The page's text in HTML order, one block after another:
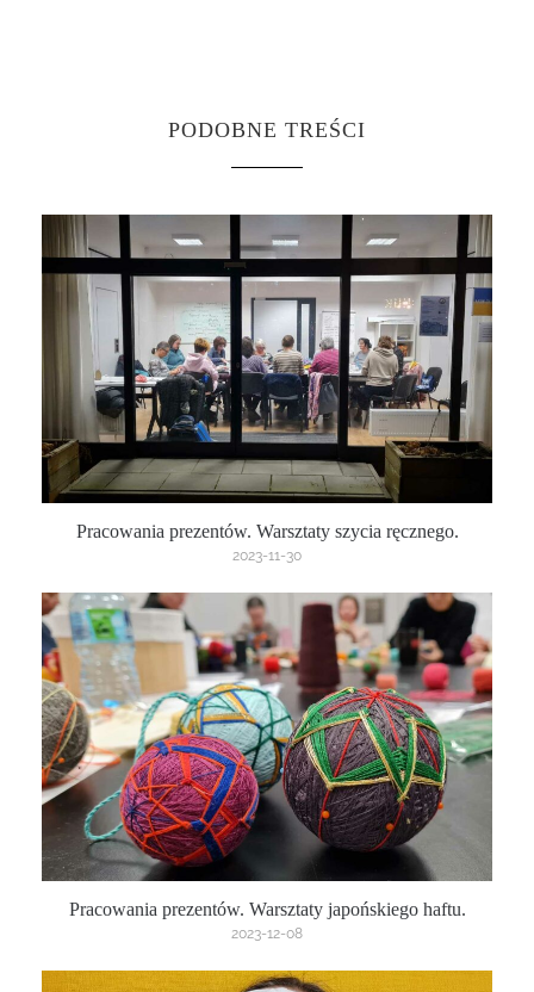
PODOBNE TREŚCI
Pracowania prezentów. Warsztaty szycia ręcznego.
2023-11-30
Pracowania prezentów. Warsztaty japońskiego haftu.
2023-12-08